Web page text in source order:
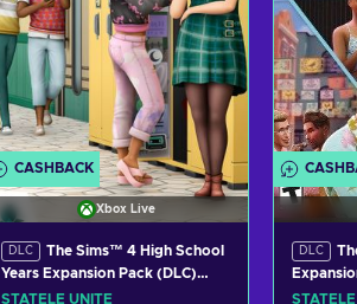
CASHBACK
Xbox Live
DLC
The Sims™ 4 High School
Years Expansion Pack (DLC)
XBOX LIVE Key UNITED STATES
STATELE UNITE
DLC
LIVE Key